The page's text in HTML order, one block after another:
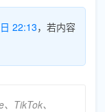
22:13，若内容
TikTok、